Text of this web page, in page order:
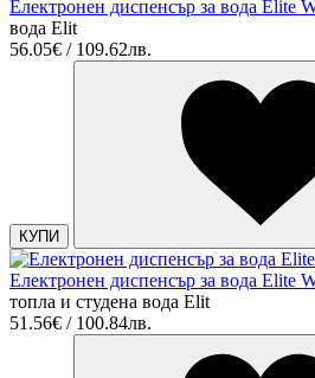
Електронен диспенсър за вода Elite
вода Elit
56.05€ / 109.62лв.
КУПИ
Електронен диспенсър за вода Elite
топла и студена вода Еlit
51.56€ / 100.84лв.